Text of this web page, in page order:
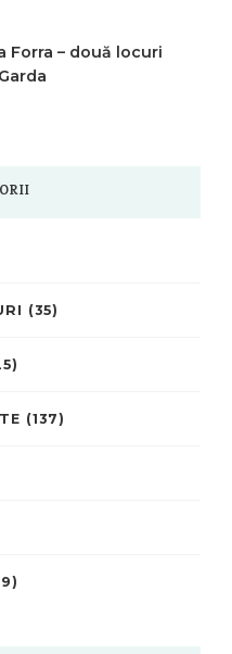
Forra – două locuri
(35)
(137)